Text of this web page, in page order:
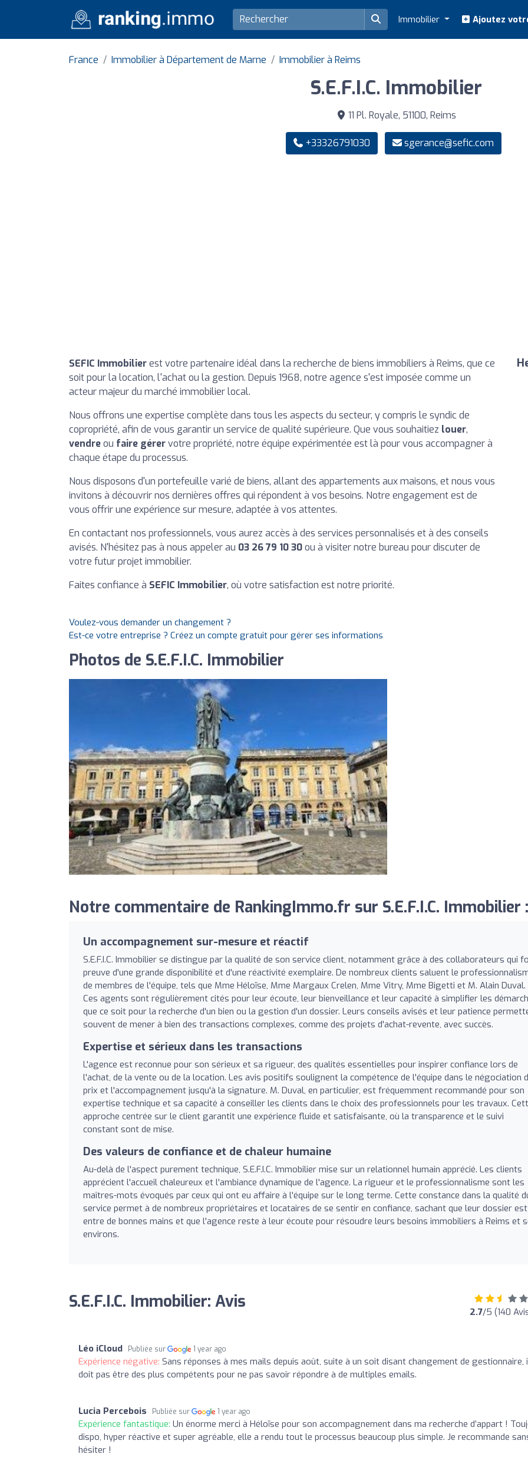
Immobilier Ajoutez
France Immobilier à Département de Marne Immobilier à Reims
S.E.F.I.C. Immobilier
11 Pl. Royale, 51100, Reims
+33326791030 sgerance@sefic.com
SEFIC Immobilierest votre partenaire idéal dans la recherche de biens immobiliers à Reims, que ce
soit pour la location, l'achat ou la gestion. Depuis 1968, notre agence s'est imposée comme un
acteur majeur du marché immobilier local.
Nous offrons une expertise complète dans tous les aspects du secteur, y compris le syndic de
copropriété, afin de vous garantir un service de qualité supérieure. Que vous souhaitiez louer,
vendreou faire gérervotre propriété, notre équipe expérimentée est là pour vous accompagner à
chaque étape du processus.
Nous disposons d'un portefeuille varié de biens, allant des appartements aux maisons, et nous vous
invitons à découvrir nos dernières offres qui répondent à vos besoins. Notre engagement est de
vous offrir une expérience sur mesure, adaptée à vos attentes.
En contactant nos professionnels, vous aurez accès à des services personnalisés et à des conseils
avisés. N'hésitez pas à nous appeler au 03 26 79 10 30ou à visiter notre bureau pour discuter de
votre futur projet immobilier.
Faites confiance à SEFIC Immobilier, où votre satisfaction est notre priorité.
Voulez-vous demander un changement ?
Est-ce votre entreprise ? Créez un compte gratuit pour gérer ses informations
Photos de S.E.F.I.C. Immobilier
Notre commentaire de RankingImmo.fr sur S.E.F.I.C. Immobilier :
Un accompagnement sur-mesure et réactif
S.E.F.I.C. Immobilier se distingue par la qualité de son service client, notamment grâce à des collaborateurs qui
preuve d'une grande disponibilité et d'une réactivité exemplaire. De nombreux clients saluent le
de membres de l'équipe, tels que Mme Héloïse, Mme Margaux Crelen, Mme Vitry, Mme Bigetti et M. Alain Duval.
Ces agents sont régulièrement cités pour leur écoute, leur bienveillance et leur capacité à simplifier les
que ce soit pour la recherche d'un bien ou la gestion d'un dossier. Leurs conseils avisés et leur patience
souvent de mener à bien des transactions complexes, comme des projets d'achat-revente, avec succès.
Expertise et sérieux dans les transactions
L'agence est reconnue pour son sérieux et sa rigueur, des qualités essentielles pour inspirer confiance lors de
l'achat, de la vente ou de la location. Les avis positifs soulignent la compétence de l'équipe dans le négociation
prix et l'accompagnement jusqu'à la signature. M. Duval, en particulier, est fréquemment recommandé pour son
expertise technique et sa capacité à conseiller les clients dans le choix des professionnels pour les travaux.
approche centrée sur le client garantit une expérience fluide et satisfaisante, où la transparence et le suivi
constant sont de mise.
Des valeurs de confiance et de chaleur humaine
Au-delà de l'aspect purement technique, S.E.F.I.C. Immobilier mise sur un relationnel humain apprécié. Les clients
apprécient l'accueil chaleureux et l'ambiance dynamique de l'agence. La rigueur et le professionnalisme sont les
maîtres-mots évoqués par ceux qui ont eu affaire à l'équipe sur le long terme. Cette constance dans la qualité
service permet à de nombreux propriétaires et locataires de se sentir en confiance, sachant que leur dossier est
entre de bonnes mains et que l'agence reste à leur écoute pour résoudre leurs besoins immobiliers à Reims et
environs.
S.E.F.I.C. Immobilier: Avis 2.7/5 (140
Léo iCloud Publiée sur 1 year ago
Expérience négative: Sans réponses à mes mails depuis août, suite à un soit disant changement de gestionnaire,
doit pas être des plus compétents pour ne pas savoir répondre à de multiples emails.
Lucia Percebois Publiée sur 1 year ago
Expérience fantastique: Un énorme merci à Héloïse pour son accompagnement dans ma recherche d’appart !
dispo, hyper réactive et super agréable, elle a rendu tout le processus beaucoup plus simple. Je recommande
hésiter !